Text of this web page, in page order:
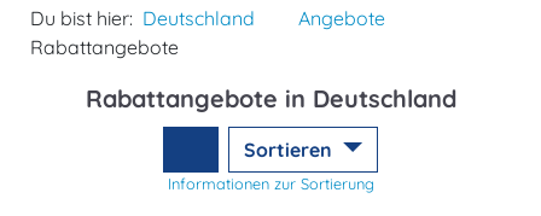
Du bist hier: Deutschland
Angebote
Rabattangebote
Rabattangebote in Deutschland
Sortieren
Informationen zur Sortierung